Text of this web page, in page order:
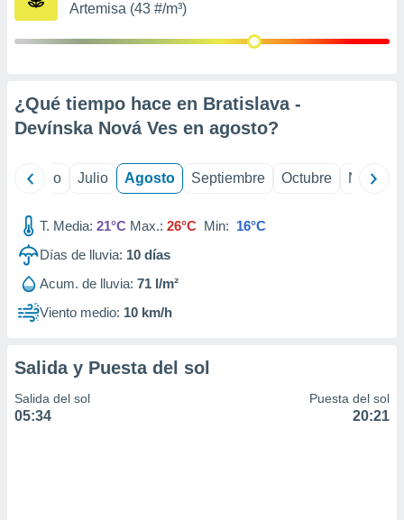
Artemisa (43 #/m³)
¿Qué tiempo hace en Bratislava -
Devínska Nová Ves en agosto?
Junio Julio Agosto Septiembre Octubre
T. Media: 21°C Max.: 26°C Min: 16°C
Días de lluvia: 10 días
Acum. de lluvia: 71 l/m²
Viento medio: 10 km/h
Salida y Puesta del sol
Salida del sol
05:34
Puesta del sol
20:21